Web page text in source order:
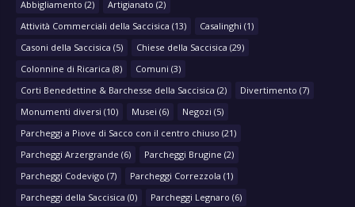
Abbigliamento (2) Artigianato (2)
Attività Commerciali della Saccisica (13) Casalinghi (1)
Casoni della Saccisica (5) Chiese della Saccisica (29)
Colonnine di Ricarica (8) Comuni (3)
Corti Benedettine & Barchesse della Saccisica (2) Divertimento (7)
Monumenti diversi (10) Musei (6) Negozi (5)
Parcheggi a Piove di Sacco con il centro chiuso (21)
Parcheggi Arzergrande (6) Parcheggi Brugine (2)
Parcheggi Codevigo (7) Parcheggi Correzzola (1)
Parcheggi della Saccisica (0) Parcheggi Legnaro (6)